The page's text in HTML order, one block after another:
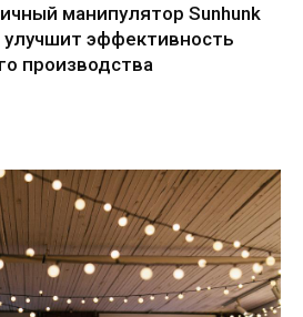
манипулятор Sunhunk
улучшит эффективность
производства